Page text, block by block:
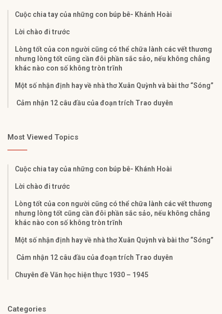
Cuộc chia tay của những con búp bê- Khánh Hoài
Lời chào đi trước
Lòng tốt của con người cũng có thể chữa lành các vết thương
nhưng lòng tốt cũng cần đôi phần sắc sảo, nếu không chẳng
khác nào con số không tròn trĩnh
Một số nhận định hay về nhà thơ Xuân Quỳnh và bài thơ “Sóng”
Cảm nhận 12 câu đầu của đoạn trích Trao duyên
Most Viewed Topics
Cuộc chia tay của những con búp bê- Khánh Hoài
Lời chào đi trước
Lòng tốt của con người cũng có thể chữa lành các vết thương
nhưng lòng tốt cũng cần đôi phần sắc sảo, nếu không chẳng
khác nào con số không tròn trĩnh
Một số nhận định hay về nhà thơ Xuân Quỳnh và bài thơ “Sóng”
Cảm nhận 12 câu đầu của đoạn trích Trao duyên
Chuyên đề Văn học hiện thực 1930 – 1945
Categories